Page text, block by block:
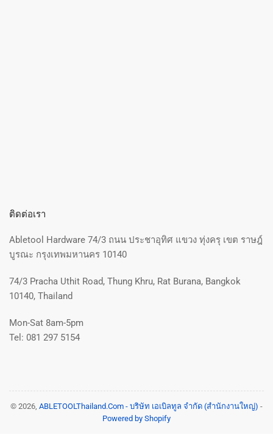
ติดต่อเรา
Abletool Hardware 74/3 ถนน ประชาอุทิศ แขวง ทุ่งครุ เขต ราษฎ์
บูรณะ กรุงเทพมหานคร 10140
74/3 Pracha Uthit Road, Thung Khru, Rat Burana, Bangkok
10140, Thailand
Mon-Sat 8am-5pm
Tel: 081 297 5154
© 2026, ABLETOOLThailand.Com - บริษัท เอเบิลทูล จำกัด (สำนักงานใหญ่) -
Powered by Shopify